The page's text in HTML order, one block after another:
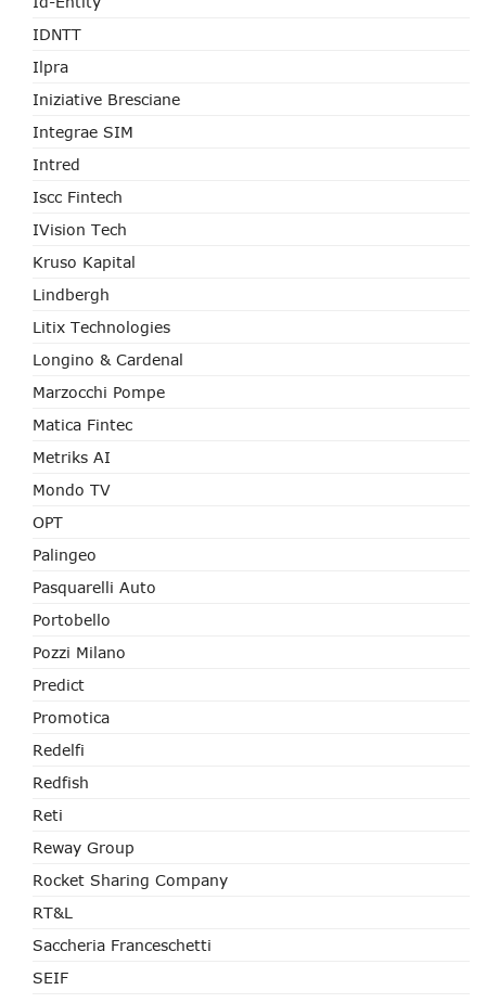
IDNTT
Ilpra
Iniziative Bresciane
Integrae SIM
Intred
Iscc Fintech
IVision Tech
Kruso Kapital
Lindbergh
Litix Technologies
Longino & Cardenal
Marzocchi Pompe
Matica Fintec
Metriks AI
Mondo TV
OPT
Palingeo
Pasquarelli Auto
Portobello
Pozzi Milano
Predict
Promotica
Redelfi
Redfish
Reti
Reway Group
Rocket Sharing Company
RT&L
Saccheria Franceschetti
SEIF